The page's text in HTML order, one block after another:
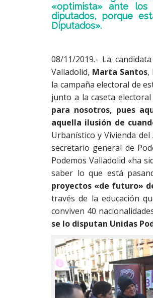
«optimista» ante
diputados, porque
Diputados».
08/11/2019.- La
Valladolid, Marta Santos,
la campaña electoral de
junto a la caseta
para nosotros, pues
aquella ilusión de
Urbanístico y Vivienda
secretario general de
Podemos Valladolid «ha
saber lo que está
proyectos «de futuro»
través de la educación
conviven 40
se lo disputan Unidas